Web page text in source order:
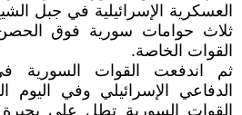
العسكرية الإسرائيلية في جبل
ثلاث حوامات سورية فوق
القوات الخاصة.
ثم اندفعت القوات السورية في
القوات السورية تطل على بحيرة